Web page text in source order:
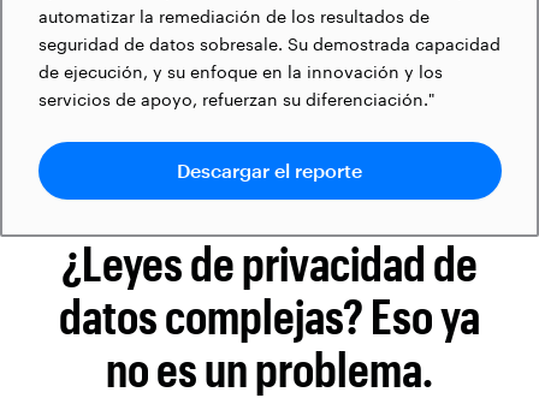
automatizar la remediación de los resultados de
seguridad de datos sobresale. Su demostrada capacidad
de ejecución, y su enfoque en la innovación y los
servicios de apoyo, refuerzan su diferenciación."
Descargar el reporte
¿Leyes de privacidad de
datos complejas? Eso ya
no es un problema.